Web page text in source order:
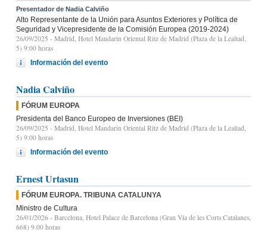
Presentador de Nadia Calviño
Alto Representante de la Unión para Asuntos Exteriores y Política de
Seguridad y Vicepresidente de la Comisión Europea (2019-2024)
26/09/2025 - Madrid, Hotel Mandarin Oriental Ritz de Madrid (Plaza de la Lealtad,
5) 9:00 horas
Información del evento
Nadia Calviño
FÓRUM EUROPA
Presidenta del Banco Europeo de Inversiones (BEI)
26/09/2025 - Madrid, Hotel Mandarin Oriental Ritz de Madrid (Plaza de la Lealtad,
5) 9:00 horas
Información del evento
Ernest Urtasun
FÓRUM EUROPA. TRIBUNA CATALUNYA
Ministro de Cultura
26/01/2026 - Barcelona, Hotel Palace de Barcelona (Gran Vía de les Corts Catalanes,
668) 9.00 horas